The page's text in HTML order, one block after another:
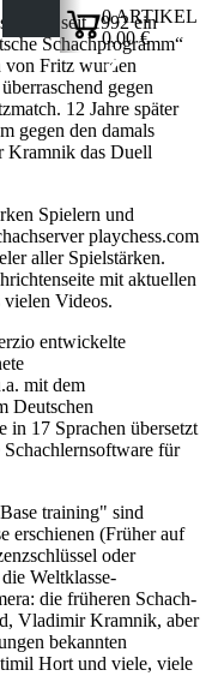
0ARTIKEL
0,00 €
✔
auch seit 1992 ein
Schachprogramm“
von Fritz wurden
gegen
12 Jahre später
gegen den damals
Kramnik das Duell
Spielern und
playchess.com
aller Spielstärken.
mit aktuellen
Videos.
entwickelte
mit dem
Deutschen
in 17 Sprachen übersetzt
für
training" sind
erschienen (Früher auf
oder
Weltklasse-
die früheren Schach-
Vladimir Kramnik, aber
bekannten
Hort und viele, viele